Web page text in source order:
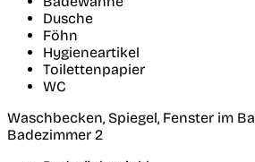
Dusche
Föhn
Hygieneartikel
Toilettenpapier
WC
Waschbecken, Spiegel, Fenster im
Badezimmer 2